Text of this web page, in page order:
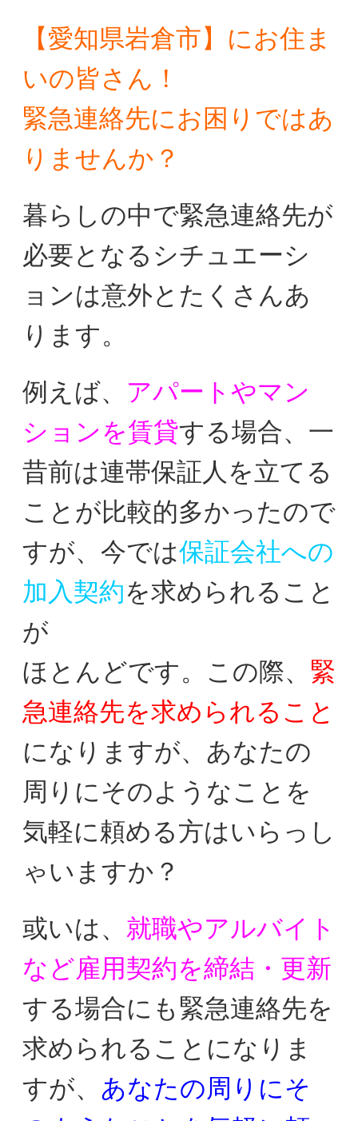
【愛知県岩倉市】にお住ま
いの皆さん！
緊急連絡先にお困りではあ
りませんか？
暮らしの中で緊急連絡先が
必要となるシチュエーシ
ョンは意外とたくさんあ
ります。
例えば、 アパートやマン
ションを賃貸する場合、 一
昔前は連帯保証人を立てる
ことが比較的多かったので
すが、今では保証会社への
加入契約を求められること
が
ほとんどです。この際、 緊
急連絡先を求められること
になりますが、あなたの
周りにそのようなことを
気軽に頼める方はいらっし
ゃいますか？
或いは、 就職やアルバイト
など雇用契約を締結・更新
する場合に も緊急連絡先を
求められることになりま
すが、 あなたの周りにそ